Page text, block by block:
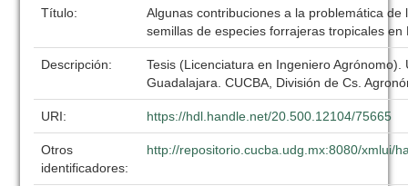
Título:
Algunas contribuciones a la problemática de
semillas de especies forrajeras tropicales en
Descripción:
Tesis (Licenciatura en Ingeniero Agrónomo).
Guadalajara. CUCBA, División de Cs.
URI: https://hdl.handle.net/20.500.12104/75665
Otros
identificadores:
http://repositorio.cucba.udg.mx:8080/xmlui/